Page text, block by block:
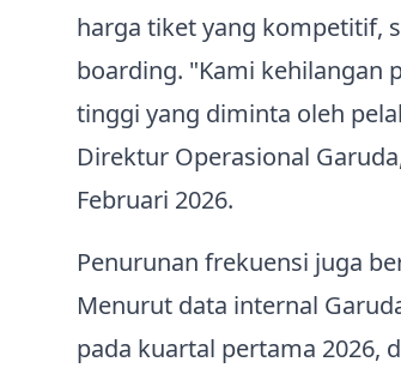
harga tiket yang kompetitif,
boarding. "Kami kehilangan
tinggi yang diminta oleh
Direktur Operasional
Februari 2026.
Penurunan frekuensi juga
Menurut data internal
pada kuartal pertama 2026,